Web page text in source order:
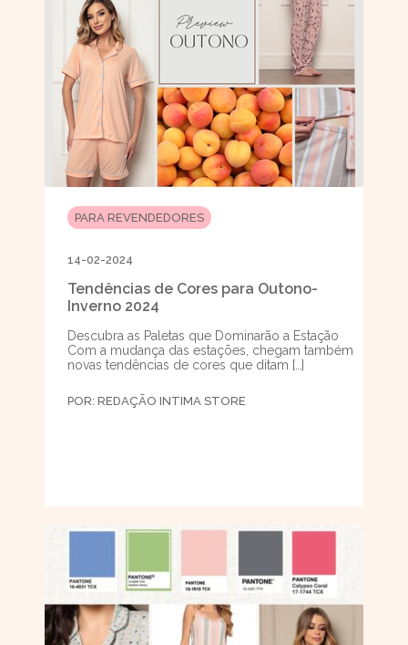
PARA REVENDEDORES
14-02-2024
Tendências de Cores para Outono-
Inverno 2024
Descubra as Paletas que Dominarão a Estação
Com a mudança das estações, chegam também
novas tendências de cores que ditam […]
POR: REDAÇÃO INTIMA STORE